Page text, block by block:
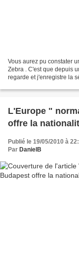
Vous aurez pu constater
Zebra . C'est que depuis
regarde et j'enregistre la
L'Europe "
offre la
Publié le 19/05/2010 à
Par DanielB